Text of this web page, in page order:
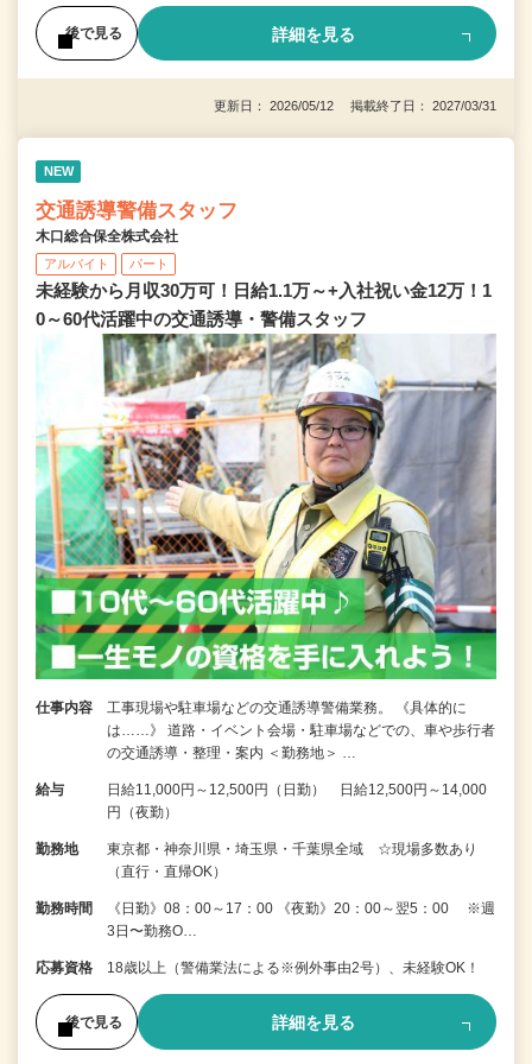
後で見る 詳細を見る
更新日： 2026/05/12 掲載終了日： 2027/03/31
NEW
交通誘導警備スタッフ
木口総合保全株式会社
アルバイト パート
未経験から月収30万可！日給1.1万～+入社祝い金12万！1
0～60代活躍中の交通誘導・警備スタッフ
仕事内容
工事現場や駐車場などの交通誘導警備業務。 《具体的に
は……》 道路・イベント会場・駐車場などでの、車や歩行者
の交通誘導・整理・案内 ＜勤務地＞ …
給与
日給11,000円～12,500円（日勤） 日給12,500円～14,000
円（夜勤）
勤務地
東京都・神奈川県・埼玉県・千葉県全域 ☆現場多数あり
（直行・直帰OK）
勤務時間
《日勤》08：00～17：00 《夜勤》20：00～翌5：00 ※週
3日〜勤務O…
応募資格 18歳以上（警備業法による※例外事由2号）、未経験OK！
後で見る 詳細を見る